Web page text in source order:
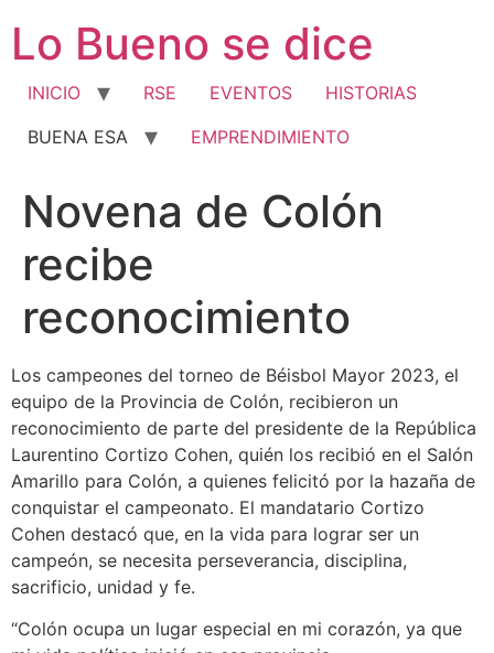
contenido
Lo Bueno se dice
INICIO RSE EVENTOS
HISTORIAS
BUENA ESA
EMPRENDIMIENTO
Novena de Colón
recibe
reconocimiento
Los campeones del torneo de Béisbol Mayor 2023, el
equipo de la Provincia de Colón, recibieron un
reconocimiento de parte del presidente de la República
Laurentino Cortizo Cohen, quién los recibió en el Salón
Amarillo para Colón, a quienes felicitó por la hazaña de
conquistar el campeonato. El mandatario Cortizo
Cohen destacó que, en la vida para lograr ser un
campeón, se necesita perseverancia, disciplina,
sacrificio, unidad y fe.
“Colón ocupa un lugar especial en mi corazón, ya que